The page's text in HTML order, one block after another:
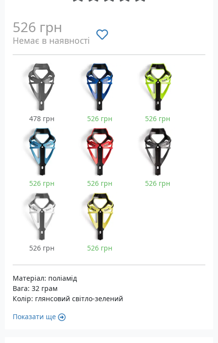
526 грн
Немає в наявності
478 грн 526 грн 526 грн
526 грн 526 грн 526 грн
526 грн 526 грн
Матеріал: поліамід
Вага: 32 грам
Колір: глянсовий світло-зелений
Показати ще